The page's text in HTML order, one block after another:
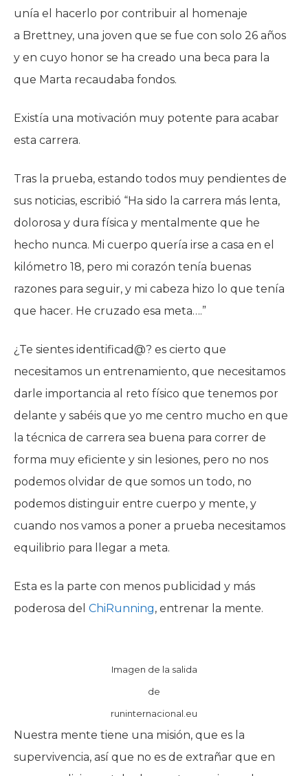
unía el hacerlo por contribuir al homenaje
a Brettney, una joven que se fue con solo 26 años
y en cuyo honor se ha creado una beca para la
que Marta recaudaba fondos.
Existía una motivación muy potente para acabar
esta carrera.
Tras la prueba, estando todos muy pendientes de
sus noticias, escribió “Ha sido la carrera más lenta,
dolorosa y dura física y mentalmente que he
hecho nunca. Mi cuerpo quería irse a casa en el
kilómetro 18, pero mi corazón tenía buenas
razones para seguir, y mi cabeza hizo lo que tenía
que hacer. He cruzado esa meta….”
¿Te sientes identificad@? es cierto que
necesitamos un entrenamiento, que necesitamos
darle importancia al reto físico que tenemos por
delante y sabéis que yo me centro mucho en que
la técnica de carrera sea buena para correr de
forma muy eficiente y sin lesiones, pero no nos
podemos olvidar de que somos un todo, no
podemos distinguir entre cuerpo y mente, y
cuando nos vamos a poner a prueba necesitamos
equilibrio para llegar a meta.
Esta es la parte con menos publicidad y más
poderosa del ChiRunning, entrenar la mente.
Imagen de la salida
de
runinternacional.eu
Nuestra mente tiene una misión, que es la
supervivencia, así que no es de extrañar que en